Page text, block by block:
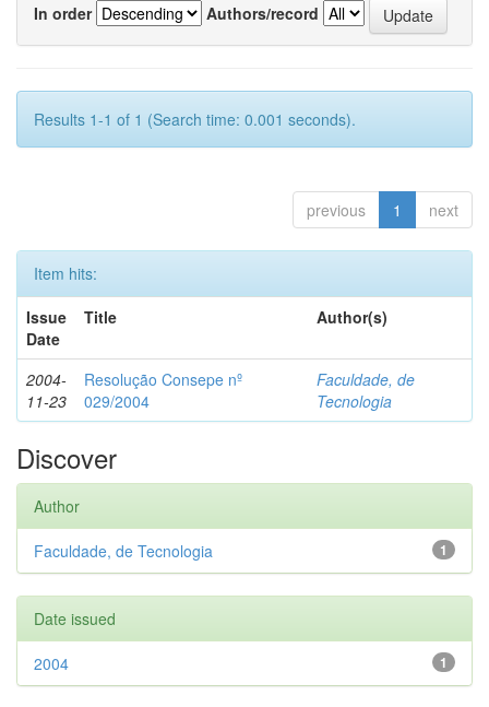
In order
Authors/record
Results 1-1 of 1 (Search time: 0.001 seconds).
previous 1 next
Item hits:
Issue
Date
Title Author(s)
2004-
11-23
Resolução Consepe nº
029/2004
Faculdade, de
Tecnologia
Discover
Author
1
Faculdade, de Tecnologia
Date issued
1
2004